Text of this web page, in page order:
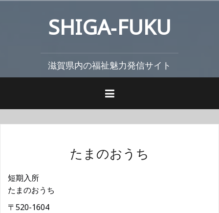
ス
SHIGA‐FUKU
滋賀県内の福祉魅力発信サイト
たまのおうち
短期入所
たまのおうち
〒520-1604